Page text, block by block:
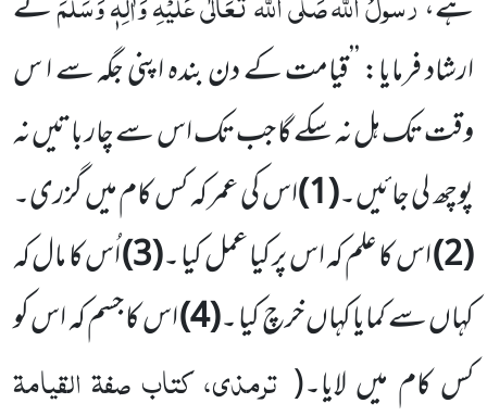
ارشاد فرمایا: ’’قیامت کے دن بندہ اپنی جگہ سے ا س
وقت تک ہل نہ سکے گا جب تک اس سے چار باتیں نہ
پوچھ لی جائیں۔(1) اس کی عمر کہ کس کام میں گزری۔
(2) اس کا علم کہ اس پر کیا عمل کیا ۔(3) اُس کا مال کہ
کہاں سے کمایا کہاں خرچ کیا ۔(4) اس کا جسم کہ اس کو
کس کام میں لایا۔( ترمذی، کتاب صفۃ القیامۃ